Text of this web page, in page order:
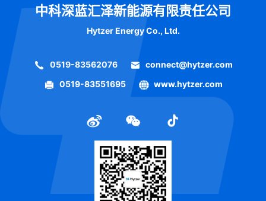
中科深蓝汇泽新能源有限责任公司
Hytzer Energy Co., Ltd.
0519-83562076
connect@hytzer.com
0519-83551695
www.hytzer.com